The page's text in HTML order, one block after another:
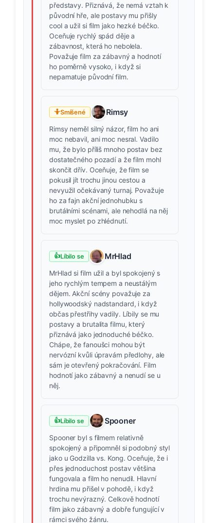
představy. Přiznává, že nemá vztah k
původní hře, ale postavy mu přišly
cool a užil si film jako hezké béčko.
Oceňuje rychlý spád děje a
zábavnost, která ho nebolela.
Považuje film za zábavný a hodnotí
ho poměrně vysoko, i když si
nepamatuje původní film.
🤷Smíšené Rimsy
Rimsy neměl silný názor, film ho ani
moc nebavil, ani moc nesral. Vadilo
mu, že bylo příliš mnoho postav bez
dostatečného pozadí a že film mohl
skončit dřív. Oceňuje, že film se
pokusil jít trochu jinou cestou a
nevyužil očekávaný turnaj. Považuje
ho za fajn akční jednohubku s
brutálními scénami, ale nehodlá na něj
moc myslet po zhlédnutí.
👍Líbilo se MrHlad
MrHlad si film užil a byl spokojený s
jeho rychlým tempem a neustálým
dějem. Akční scény považuje za
hollywoodský nadstandard, i když
občas přestřihy vadily. Líbily se mu
postavy a brutalita filmu, který
přiznává jako jednoduché béčko.
Chápe, že fanoušci mohou být
nervózní kvůli úpravám předlohy, ale
sám je otevřený pokračování. Film
hodnotí jako zábavný a nenudí se u
něj.
👍Líbilo se Spooner
Spooner byl s filmem relativně
spokojený a připomněl si podobný styl
jako u Godzilla vs. Kong. Oceňuje, že i
přes jednoduchost postav většina
fungovala a film ho nenudil. Hlavní
hrdina mu přišel v pohodě, i když
trochu nevýrazný. Celkově hodnotí
film jako zábavný a dobře fungující v
rámci svého žánru.